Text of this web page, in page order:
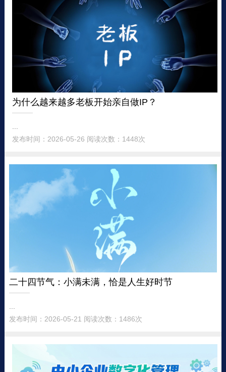
为什么越来越多老板开始亲自做IP？
...
发布时间：2026-05-26 阅读次数：1448次
二十四节气：小满未满，恰是人生好时节
...
发布时间：2026-05-21 阅读次数：1486次